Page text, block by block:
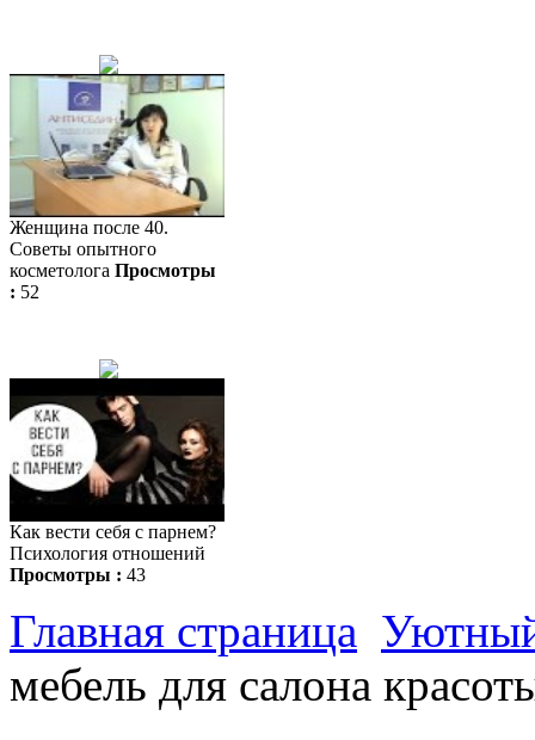
Женщина после 40.
Советы опытного
косметолога Просмотры
: 52
Как вести себя с парнем?
Психология отношений
Просмотры : 43
Главная страница
мебель для салона